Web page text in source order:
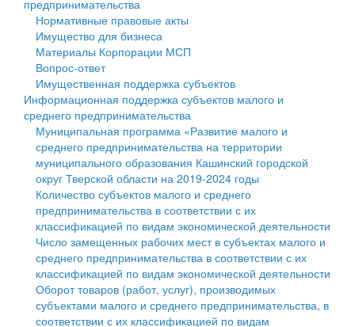
Государственные услуги
Промышленность и АПК
Экономика и бизнес
...
Символика
Устав
Гостям округа
Туризм
Культура
Образование
Здравоохранение
Социальная защита
Фотоальбом
муниципального округа Тверской области
Администрация Кашинского муниципального округа
Тверской области
Управление сельскими территориями
Открытые данные
Работа с обращениями граждан
Муниципальный контроль
Муниципальные услуги
Проекты административных регламентов
Антимонопольный комплаенс
Финансовое управление
Бюджет для граждан
Имущество
Выявление правообладателей ранее учтенных
объектов недвижимости
Имущественная поддержка субъектов малого и
среднего предпринимательства
Информационная поддержка субъектов малого и
среднего предпринимательства
Муниципальные программы
предпринимательства
Нормативные правовые акты
Имущество для бизнеса
Материалы Корпорации МСП
Вопрос-ответ
Имущественная поддержка субъектов
Информационная поддержка субъектов малого и
среднего предпринимательства
Муниципальная программа «Развитие малого и
среднего предпринимательства на территории
муниципального образования Кашинский городской
округ Тверской области на 2019-2024 годы
Количество субъектов малого и среднего
предпринимательства в соответствии с их
классификацией по видам экономической деятельности
Число замещенных рабочих мест в субъектах малого и
среднего предпринимательства в соответствии с их
классификацией по видам экономической деятельности
Оборот товаров (работ, услуг), производимых
субъектами малого и среднего предпринимательства, в
соответствии с их классификацией по видам